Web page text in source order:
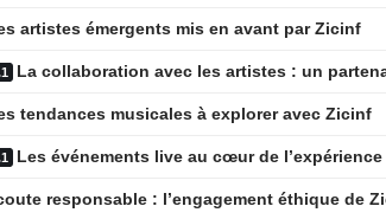
artistes émergents mis en avant par Zicinf
La collaboration avec les artistes : un
tendances musicales à explorer avec Zicinf
Les événements live au cœur de
responsable : l’engagement éthique de